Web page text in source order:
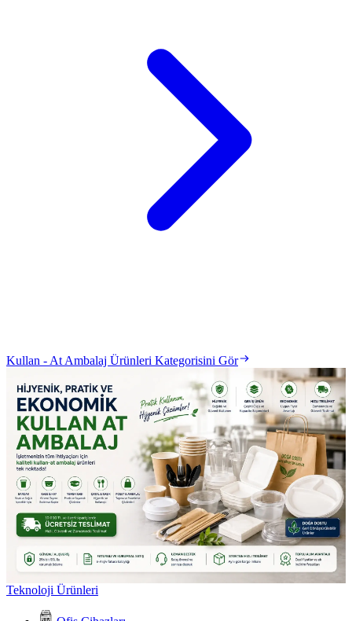
Kullan - At Ambalaj Ürünleri Kategorisini Gör
Teknoloji Ürünleri